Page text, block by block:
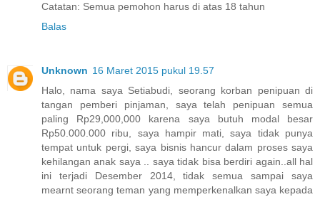
Catatan: Semua pemohon harus di atas 18 tahun
Balas
Unknown 16 Maret 2015 pukul 19.57
Halo, nama saya Setiabudi, seorang korban penipuan di
tangan pemberi pinjaman, saya telah penipuan semua
paling Rp29,000,000 karena saya butuh modal besar
Rp50.000.000 ribu, saya hampir mati, saya tidak punya
tempat untuk pergi, saya bisnis hancur dalam proses saya
kehilangan anak saya .. saya tidak bisa berdiri again..all hal
ini terjadi Desember 2014, tidak semua sampai saya
mearnt seorang teman yang memperkenalkan saya kepada